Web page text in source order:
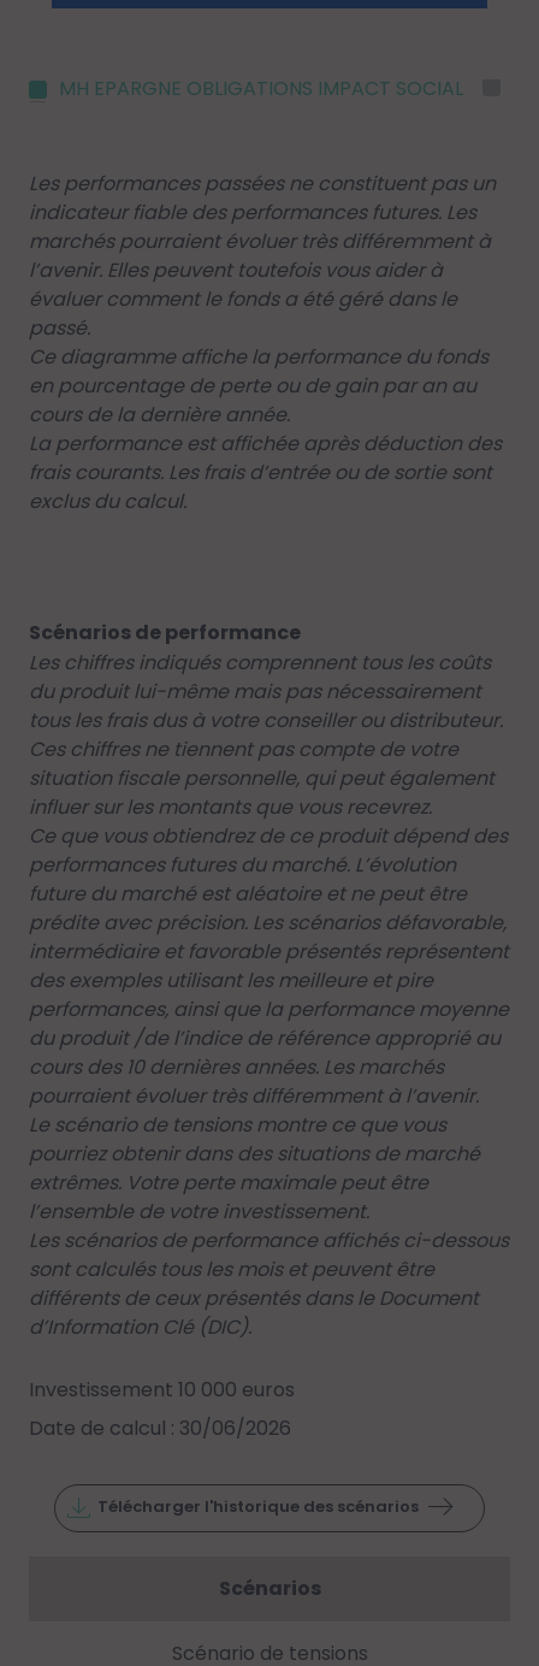
MH EPARGNE OBLIGATIONS IMPACT SOCIAL
Les performances passées ne constituent pas un
indicateur fiable des performances futures. Les
marchés pourraient évoluer très différemment à
l’avenir. Elles peuvent toutefois vous aider à
évaluer comment le fonds a été géré dans le
passé.
Ce diagramme affiche la performance du fonds
en pourcentage de perte ou de gain par an au
cours de la dernière année.
La performance est affichée après déduction des
frais courants. Les frais d’entrée ou de sortie sont
exclus du calcul.
Scénarios de performance
Les chiffres indiqués comprennent tous les coûts
du produit lui-même mais pas nécessairement
tous les frais dus à votre conseiller ou distributeur.
Ces chiffres ne tiennent pas compte de votre
situation fiscale personnelle, qui peut également
influer sur les montants que vous recevrez.
Ce que vous obtiendrez de ce produit dépend des
performances futures du marché. L’évolution
future du marché est aléatoire et ne peut être
prédite avec précision. Les scénarios défavorable,
intermédiaire et favorable présentés représentent
des exemples utilisant les meilleure et pire
performances, ainsi que la performance moyenne
du produit /de l’indice de référence approprié au
cours des 10 dernières années. Les marchés
pourraient évoluer très différemment à l’avenir.
Le scénario de tensions montre ce que vous
pourriez obtenir dans des situations de marché
extrêmes. Votre perte maximale peut être
l’ensemble de votre investissement.
Les scénarios de performance affichés ci-dessous
sont calculés tous les mois et peuvent être
différents de ceux présentés dans le Document
d’Information Clé (DIC).
Investissement 10 000 euros
Date de calcul : 30/06/2026
Télécharger l'historique des scénarios
Scénarios
Scénario de tensions